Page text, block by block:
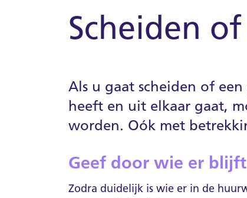
Scheiden
Als u gaat scheiden of
heeft en uit elkaar gaat,
worden. Oók met
Geef door wie er
Zodra duidelijk is wie er in de